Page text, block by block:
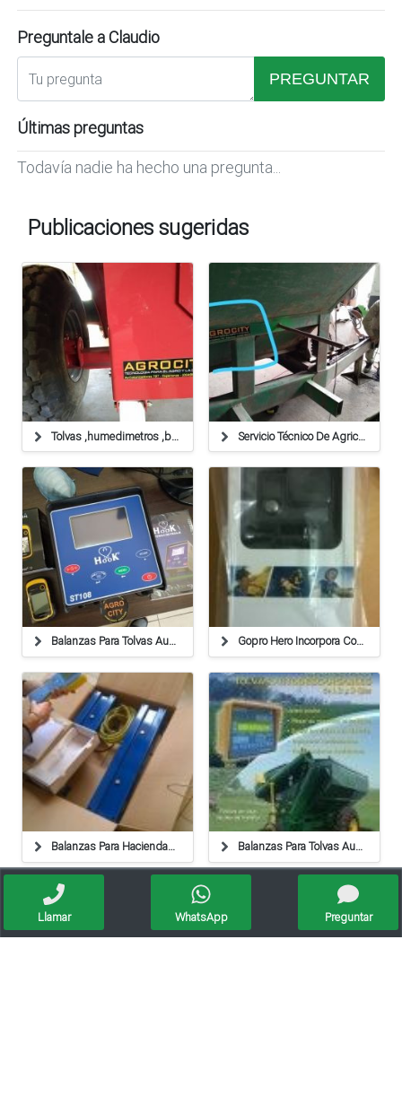
Preguntale a Claudio
PREGUNTAR
Últimas preguntas
Todavía nadie ha hecho una pregunta...
Publicaciones sugeridas
Tolvas ,humedimetros ,balanzas ,cables Servicio Técnico De Agricultura De Precisión,balanzas
Balanzas Para Tolvas Autodescargables De 1, 2 Y 3 Ejes Gopro Hero Incorpora Conectividad Wifi A Su Modelo Más
Balanzas Para Haciendas,tolvas,plataforma,industriales Balanzas Para Tolvas Autodescargables De 1, 2 Y 3 Ejes
Llamar WhatsApp Preguntar